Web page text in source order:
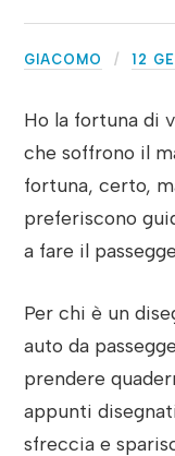
GIACOMO 12
Ho la fortuna di
che soffrono il
fortuna, certo,
preferiscono
a fare il
Per chi è un
auto da
prendere
appunti
sfreccia e